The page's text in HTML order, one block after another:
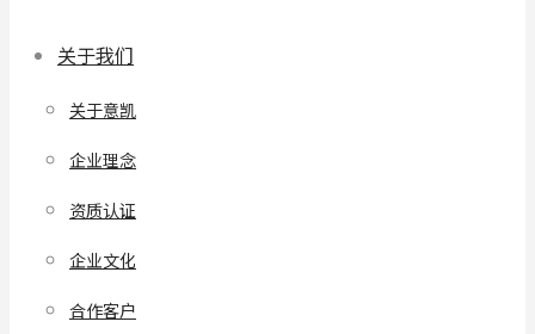
关于我们
关于意凯
企业理念
资质认证
企业文化
合作客户